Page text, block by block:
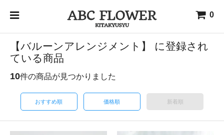
0
【バルーンアレンジメント】 に登録され
ている商品
10件の商品が見つかりました
おすすめ順 価格順 新着順